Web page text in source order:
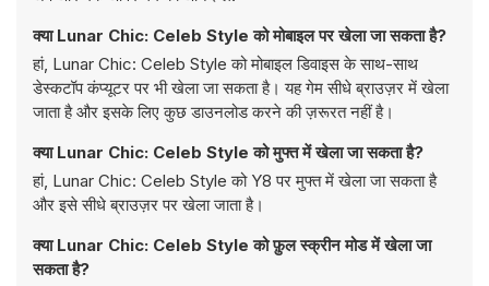
क्या Lunar Chic: Celeb Style को मोबाइल पर खेला जा सकता है?
हां, Lunar Chic: Celeb Style को मोबाइल डिवाइस के साथ-साथ
डेस्कटॉप कंप्यूटर पर भी खेला जा सकता है। यह गेम सीधे ब्राउज़र में खेला
जाता है और इसके लिए कुछ डाउनलोड करने की ज़रूरत नहीं है।
क्या Lunar Chic: Celeb Style को मुफ्त में खेला जा सकता है?
हां, Lunar Chic: Celeb Style को Y8 पर मुफ्त में खेला जा सकता है
और इसे सीधे ब्राउज़र पर खेला जाता है।
क्या Lunar Chic: Celeb Style को फ़ुल स्क्रीन मोड में खेला जा
सकता है?